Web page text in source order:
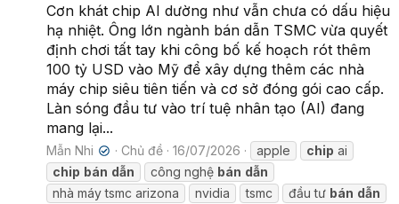
Cơn khát chip AI dường như vẫn chưa có dấu hiệu
hạ nhiệt. Ông lớn ngành bán dẫn TSMC vừa quyết
định chơi tất tay khi công bố kế hoạch rót thêm
100 tỷ USD vào Mỹ để xây dựng thêm các nhà
máy chip siêu tiên tiến và cơ sở đóng gói cao cấp.
Làn sóng đầu tư vào trí tuệ nhân tạo (AI) đang
mang lại...
Mẫn Nhi ✔ Chủ đề 16/07/2026 apple chip ai
chip bán dẫn công nghệ bán dẫn
nhà máy tsmc arizona
nvidia tsmc đầu tư bán dẫn